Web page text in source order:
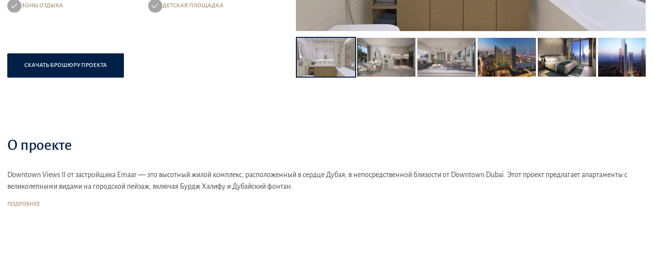
ЗОНЫ ОТДЫХА ДЕТСКАЯ ПЛОЩАДКА
СКАЧАТЬ БРОШЮРУ ПРОЕКТА
О проекте
Downtown Views II от застройщика Emaar — это высотный жилой комплекс, расположенный в сердце Дубая, в непосредственной близости от Downtown Dubai. Этот проект предлагает апартаменты с
великолепными видами на городской пейзаж, включая Бурдж Халифу и Дубайский фонтан.
Местоположение:
ПОДРОБНЕЕ